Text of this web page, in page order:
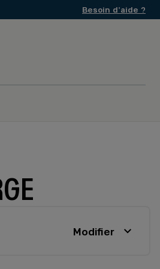
Besoin d'aide ?
Modifier